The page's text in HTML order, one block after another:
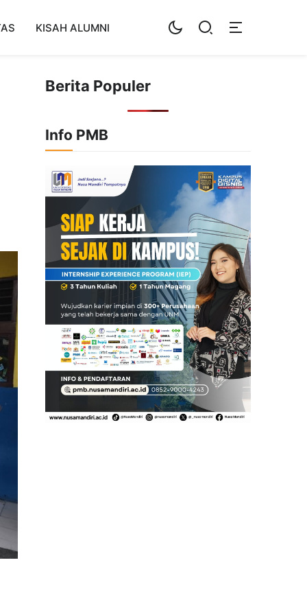
KISAH ALUMNI
Berita Populer
Info PMB